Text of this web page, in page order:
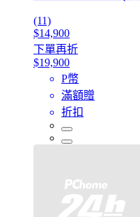
(11)
$14,900
下單再折
$19,900
P幣
滿額贈
折扣